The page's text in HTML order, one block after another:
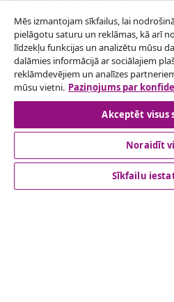
Atteikties no līguma
Iesniegt pieprasījumu par
pasūtījuma.
Atteikties no
klientu apkalpoanaš
Mēs izmantojam sīkfailus, lai
pielāgotu saturu un reklāmas, kā arī
līdzekļu funkcijas un analizētu mūsu
dalāmies informācijā ar sociālajiem
reklāmdevējiem un analīzes
mūsu vietni. Paziņojums par
Akceptēt visus
Noraidīt
Sīkfailu